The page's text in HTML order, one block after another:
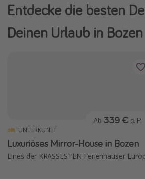
Kefalonia Urlaub
Krabi Urlaub
Entdecke die besten
Deinen Urlaub in Bozen
UNTERKUNFT
Luxuriöses Mirror-House in Bozen
Eines der KRASSESTEN Ferienhäuser
Ab 339 € p. P.